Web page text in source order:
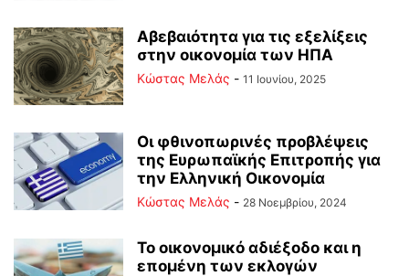
Αβεβαιότητα για τις εξελίξεις
στην οικονομία των ΗΠΑ
Κώστας Μελάς - 11 Ιουνίου, 2025
Οι φθινοπωρινές προβλέψεις
της Ευρωπαϊκής Επιτροπής για
την Ελληνική Οικονομία
Κώστας Μελάς - 28 Νοεμβρίου, 2024
Το οικονομικό αδιέξοδο και η
επομένη των εκλογών